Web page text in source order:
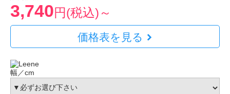
3,740円(税込)～
価格表を見る
幅／cm